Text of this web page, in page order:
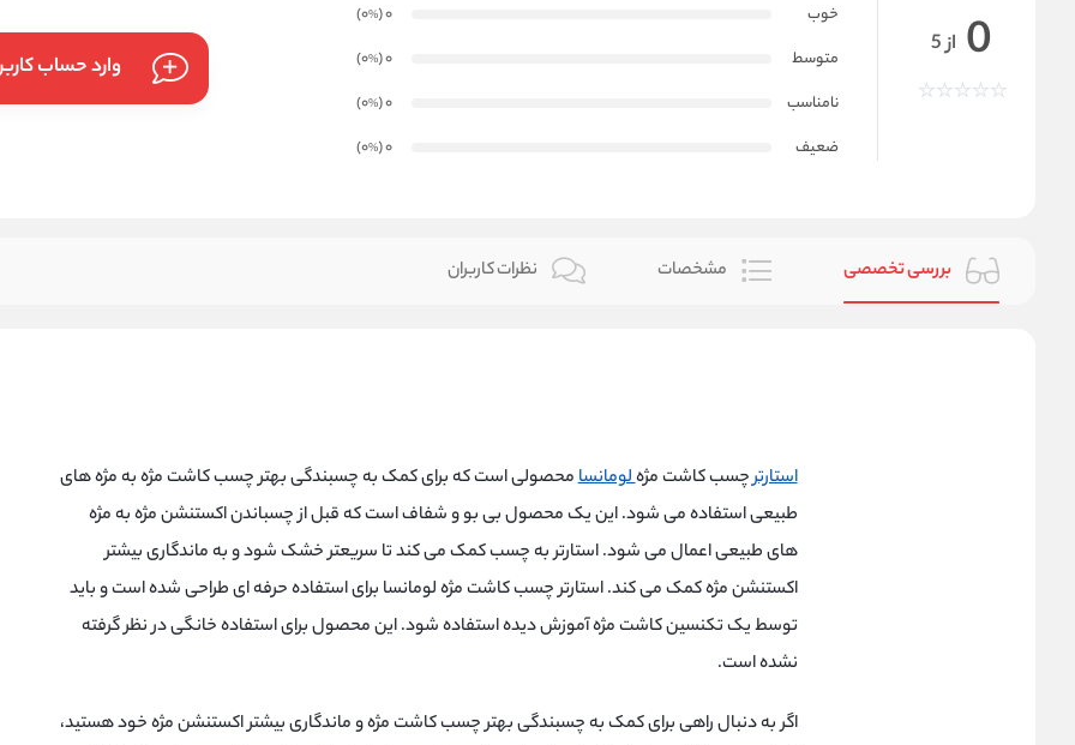
0 از 5
خوب
0
(0
%
)
متوسط
0
(0
%
)
نامناسب
0
(0
%
)
ضعیف
0
(0
%
)
وارد حساب
بررسی تخصصی مشخصات نظرات کاربران
استارترچسب کاشت مژهلومانسامحصولی است که برای کمک به چسبندگی بهتر چسب کاشت مژه به مژه های
طبیعی استفاده می شود. این یک محصول بی بو و شفاف است که قبل از چسباندن اکستنشن مژه به مژه
های طبیعی اعمال می شود. استارتر به چسب کمک می کند تا سریعتر خشک شود و به ماندگاری بیشتر
اکستنشن مژه کمک می کند. استارتر چسب کاشت مژه لومانسا برای استفاده حرفه ای طراحی شده است و باید
توسط یک تکنسین کاشت مژه آموزش دیده استفاده شود. این محصول برای استفاده خانگی در نظر گرفته
نشده است.
اگر به دنبال راهی برای کمک به چسبندگی بهتر چسب کاشت مژه و ماندگاری بیشتر اکستنشن مژه خود هستید،